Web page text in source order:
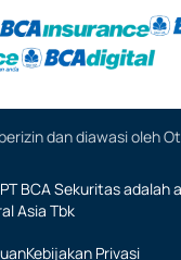
dan diawasi oleh
BCA Sekuritas adalah
Asia Tbk
Kebijakan Privasi